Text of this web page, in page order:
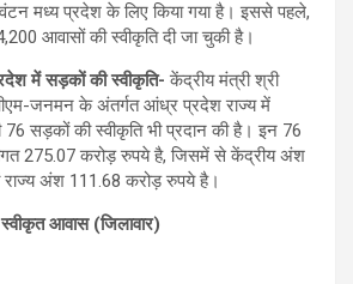
मध्य प्रदेश के लिए किया गया है। इससे पहले,
आवासों की स्वीकृति दी जा चुकी है।
में सड़कों की स्‍वीकृति-केंद्रीय मंत्री श्री
जनमन के अंतर्गत आंध्र प्रदेश राज्‍य में
76 सड़कों की स्‍वीकृति भी प्रदान की है। इन 76
275.07 करोड़ रुपये है, जिसमें से केंद्रीय अंश
अंश 111.68 करोड़ रुपये है।
आवास (जिलावार)